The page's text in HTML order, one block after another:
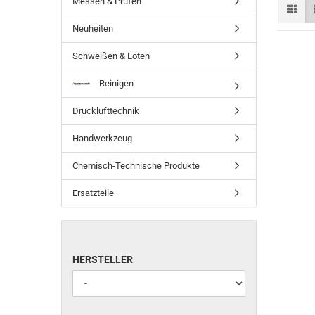
Neuheiten
Schweißen & Löten
Reinigen
Drucklufttechnik
Handwerkzeug
Chemisch-Technische Produkte
Ersatzteile
HERSTELLER
HERSTELLER